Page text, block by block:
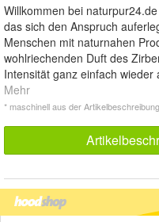
Willkommen bei
das sich den Anspruch
Menschen mit naturnahen
wohlriechenden Duft des
Intensität ganz einfach
Mehr
* maschinell aus der